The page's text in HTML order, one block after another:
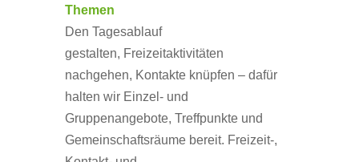
Themen
Den Tagesablauf
gestalten, Freizeitaktivitäten
nachgehen, Kontakte knüpfen – dafür
halten wir Einzel- und
Gruppenangebote, Treffpunkte und
Gemeinschaftsräume bereit. Freizeit-,